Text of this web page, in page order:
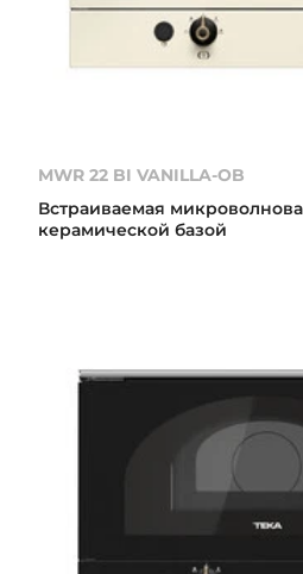
MWR 22 BI VANILLA-OB
Встраиваемая
керамической базой